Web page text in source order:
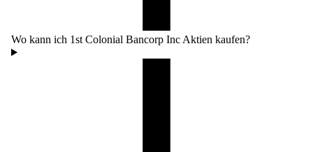
Wo kann ich 1st Colonial Bancorp Inc Aktien kaufen?